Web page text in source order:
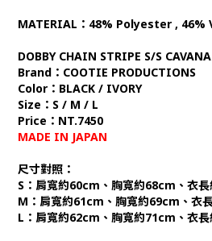
MATERIAL：48% Polyester , 46%
DOBBY CHAIN STRIPE S/S
Brand：COOTIE PRODUCTIONS
Color：BLACK / IVORY
Size：S / M / L
Price：NT.7450
MADE IN JAPAN
尺寸對照：
S：肩寬約60cm、胸寬約68cm、衣
M：肩寬約61cm、胸寬約69cm、衣
L：肩寬約62cm、胸寬約71cm、衣